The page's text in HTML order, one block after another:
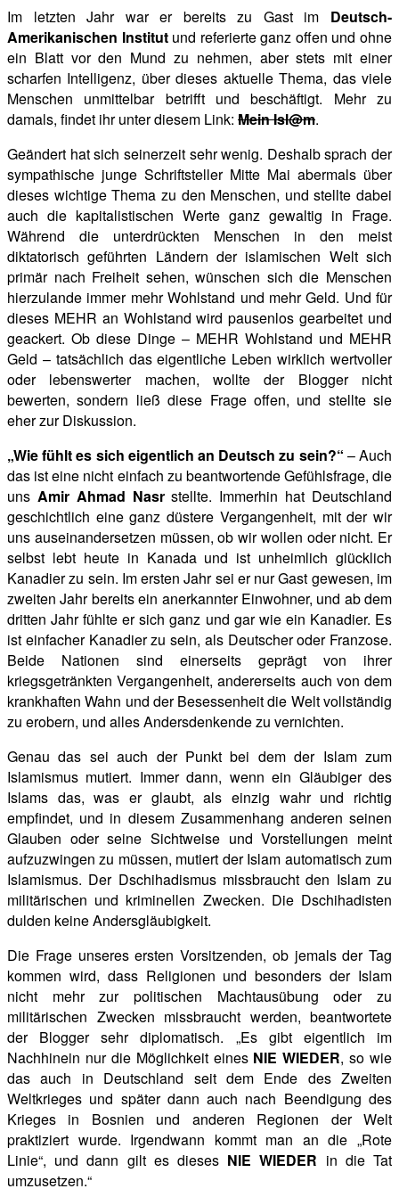
Im letzten Jahr war er bereits zu Gast im Deutsch-
Amerikanischen Institutund referierte ganz offen und ohne
ein Blatt vor den Mund zu nehmen, aber stets mit einer
scharfen Intelligenz, über dieses aktuelle Thema, das viele
Menschen unmittelbar betrifft und beschäftigt. Mehr zu
damals, findet ihr unter diesem Link: Mein Isl@m.
Geändert hat sich seinerzeit sehr wenig. Deshalb sprach der
sympathische junge Schriftsteller Mitte Mai abermals über
dieses wichtige Thema zu den Menschen, und stellte dabei
auch die kapitalistischen Werte ganz gewaltig in Frage.
Während die unterdrückten Menschen in den meist
diktatorisch geführten Ländern der islamischen Welt sich
primär nach Freiheit sehen, wünschen sich die Menschen
hierzulande immer mehr Wohlstand und mehr Geld. Und für
dieses MEHR an Wohlstand wird pausenlos gearbeitet und
geackert. Ob diese Dinge – MEHR Wohlstand und MEHR
Geld – tatsächlich das eigentliche Leben wirklich wertvoller
oder lebenswerter machen, wollte der Blogger nicht
bewerten, sondern ließ diese Frage offen, und stellte sie
eher zur Diskussion.
„Wie fühlt es sich eigentlich an Deutsch zu sein?“ – Auch
das ist eine nicht einfach zu beantwortende Gefühlsfrage, die
uns Amir Ahmad Nasrstellte. Immerhin hat Deutschland
geschichtlich eine ganz düstere Vergangenheit, mit der wir
uns auseinandersetzen müssen, ob wir wollen oder nicht. Er
selbst lebt heute in Kanada und ist unheimlich glücklich
Kanadier zu sein. Im ersten Jahr sei er nur Gast gewesen, im
zweiten Jahr bereits ein anerkannter Einwohner, und ab dem
dritten Jahr fühlte er sich ganz und gar wie ein Kanadier. Es
ist einfacher Kanadier zu sein, als Deutscher oder Franzose.
Beide Nationen sind einerseits geprägt von ihrer
kriegsgetränkten Vergangenheit, andererseits auch von dem
krankhaften Wahn und der Besessenheit die Welt vollständig
zu erobern, und alles Andersdenkende zu vernichten.
Genau das sei auch der Punkt bei dem der Islam zum
Islamismus mutiert. Immer dann, wenn ein Gläubiger des
Islams das, was er glaubt, als einzig wahr und richtig
empfindet, und in diesem Zusammenhang anderen seinen
Glauben oder seine Sichtweise und Vorstellungen meint
aufzuzwingen zu müssen, mutiert der Islam automatisch zum
Islamismus. Der Dschihadismus missbraucht den Islam zu
militärischen und kriminellen Zwecken. Die Dschihadisten
dulden keine Andersgläubigkeit.
Die Frage unseres ersten Vorsitzenden, ob jemals der Tag
kommen wird, dass Religionen und besonders der Islam
nicht mehr zur politischen Machtausübung oder zu
militärischen Zwecken missbraucht werden, beantwortete
der Blogger sehr diplomatisch. „Es gibt eigentlich im
Nachhinein nur die Möglichkeit eines NIE WIEDER, so wie
das auch in Deutschland seit dem Ende des Zweiten
Weltkrieges und später dann auch nach Beendigung des
Krieges in Bosnien und anderen Regionen der Welt
praktiziert wurde. Irgendwann kommt man an die „Rote
Linie“, und dann gilt es dieses NIE WIEDER in die Tat
umzusetzen.“